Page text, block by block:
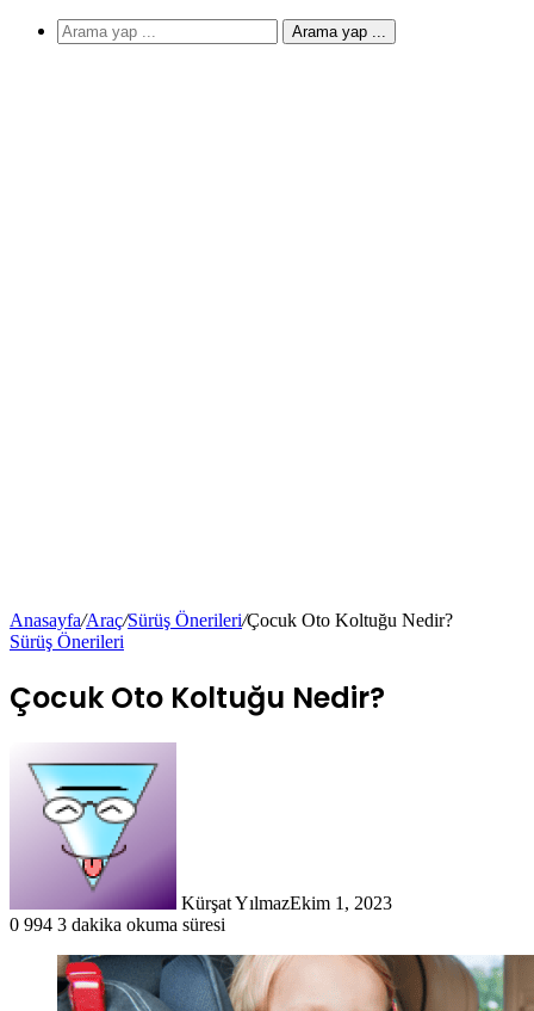
Arama yap ...
Anasayfa/Araç/Sürüş Önerileri/Çocuk Oto Koltuğu Nedir?
Sürüş Önerileri
Çocuk Oto Koltuğu Nedir?
Kürşat YılmazEkim 1, 2023
0 994 3 dakika okuma süresi